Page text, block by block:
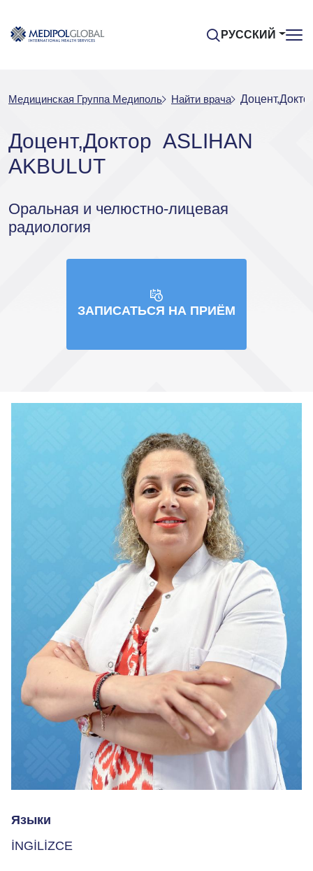
РУССКИЙ
Медицинская Группа Медиполь Найти врача
Доцент,Доктор ASLIHAN
AKBULUT
Оральная и челюстно-лицевая
радиология
ЗАПИСАТЬСЯ НА ПРИЁМ
Языки
İNGİLİZCE